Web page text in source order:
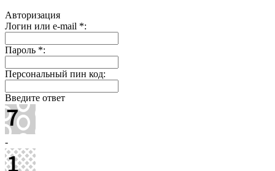
Авторизация
Логин или e-mail *:
Пароль *:
Персональный пин код:
Введите ответ
-